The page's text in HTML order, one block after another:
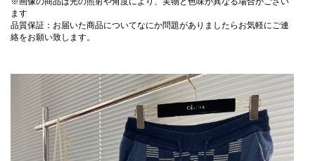
ます
品質保証：お届いた商品についてなにか問題がありましたらお気軽にご連
絡をお願い致します。